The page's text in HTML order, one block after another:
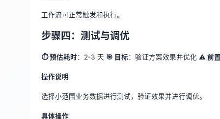
工作流可正常触发和执行。
步骤四：测试与调优
⏱ 预估耗时：2-3 天 🎯 目标：验证方案效果并优化 ⚠️ 前
操作说明
选择小范围业务数据进行测试，验证效果并进行调优。
具体操作